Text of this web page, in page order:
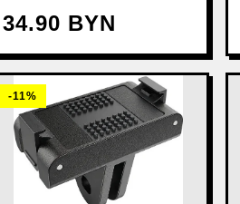
34.90 BYN
-11%